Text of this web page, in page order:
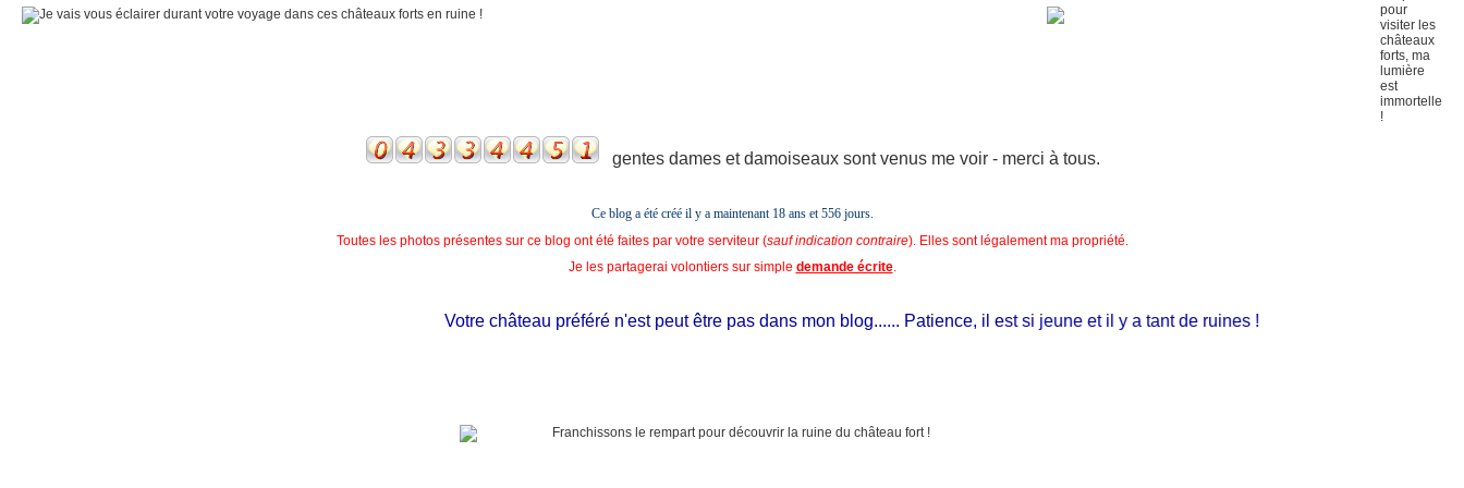
gentes dames et damoiseaux sont venus me voir - merci à tous.
Ce blog a été créé il y a maintenant 18 ans et556 jours.
Toutes les photos présentes sur ce blog ont été faites par votre serviteur (sauf indication contraire). Elles sont légalement ma propriété.
Je les partagerai volontiers sur simple demande écrite.
Votre château préféré n'est peut être pas dans mon blog...... Patience, il est si jeune et il y a tant de ruines !